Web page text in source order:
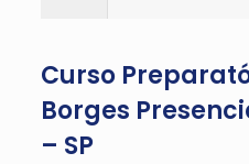
Curso
Borges
– SP